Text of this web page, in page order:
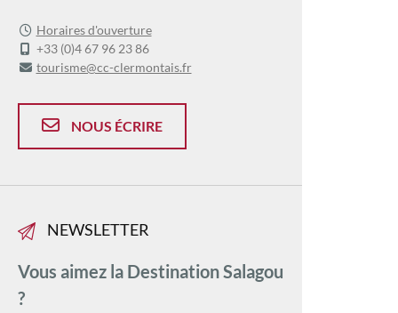
Horaires d'ouverture
+33 (0)4 67 96 23 86
tourisme@cc-clermontais.fr
NOUS ÉCRIRE
NEWSLETTER
Vous aimez la Destination Salagou
?